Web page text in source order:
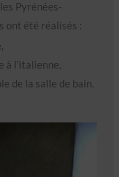
Pyrénées-
ont été réalisés :
à l’italienne,
de la salle de bain.